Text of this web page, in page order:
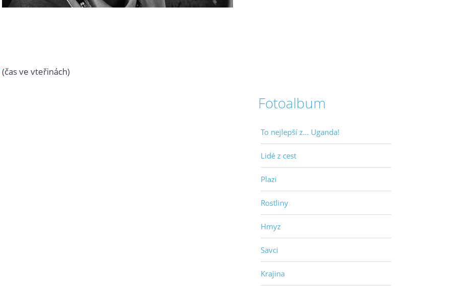
(čas ve vteřinách)
Fotoalbum
To nejlepší z... Uganda!
Lidé z cest
Plazi
Rostliny
Hmyz
Savci
Krajina